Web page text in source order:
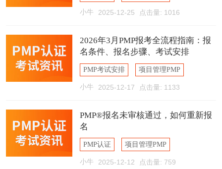
PMP报考条件
小牛 2025-12-25 点击量: 1016
2026年3月PMP报考全流程指南：报
名条件、报名步骤、考试安排
PMP考试安排 项目管理PMP
PMP报考条件
小牛 2025-12-17 点击量: 1133
PMP®报名未审核通过，如何重新报
名
PMP认证 项目管理PMP
PMP报考条件
小牛 2025-12-12 点击量: 759